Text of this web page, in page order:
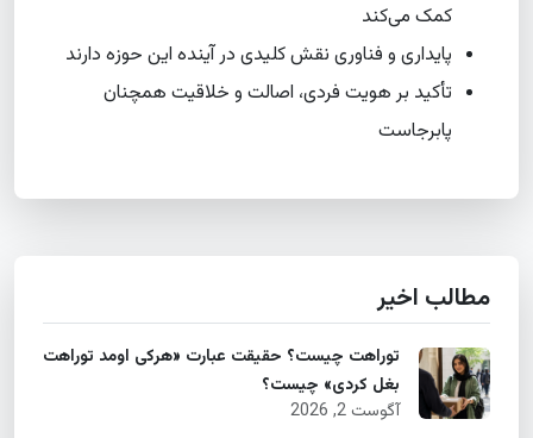
کمک می‌کند
پایداری و فناوری نقش کلیدی در آینده این حوزه دارند
تأکید بر هویت فردی، اصالت و خلاقیت همچنان
پابرجاست
مطالب اخیر
توراهت چیست؟ حقیقت عبارت «هرکی اومد توراهت
بغل کردی» چیست؟
آگوست 2, 2026